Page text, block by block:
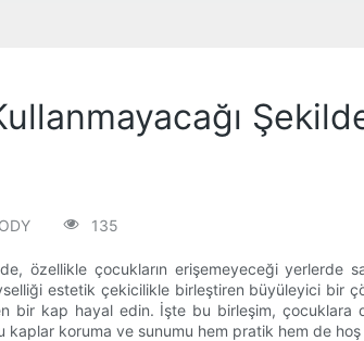
135
özellikle çocukların erişemeyeceği yerlerde
estetik çekicilikle birleştiren büyüleyici bir
bir kap hayal edin. İşte bu birleşim, çocuklara
kaplar koruma ve sunumu hem pratik hem de